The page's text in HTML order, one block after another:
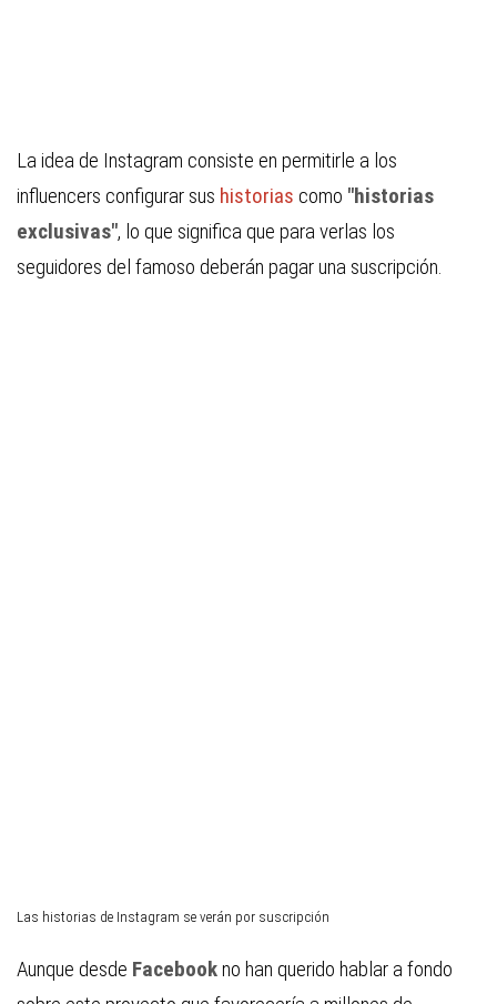
La idea de Instagram consiste en permitirle a los
influencers configurar sus historias como "historias
exclusivas", lo que significa que para verlas los
seguidores del famoso deberán pagar una suscripción.
Las historias de Instagram se verán por suscripción
Aunque desde Facebookno han querido hablar a fondo